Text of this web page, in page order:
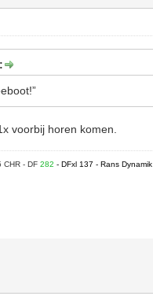
voorbij horen komen.
CHR - DF282- DFxl 137 - Rans